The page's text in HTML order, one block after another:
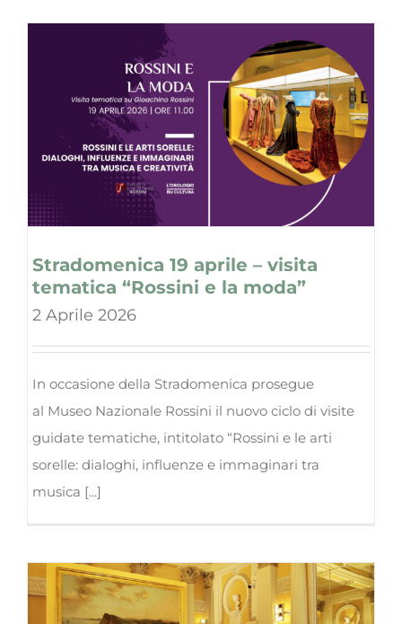
Stradomenica 19 aprile – visita
tematica “Rossini e la moda”
2 Aprile 2026
In occasione della Stradomenica prosegue
al Museo Nazionale Rossini il nuovo ciclo di visite
guidate tematiche, intitolato “Rossini e le arti
sorelle: dialoghi, influenze e immaginari tra
musica [...]